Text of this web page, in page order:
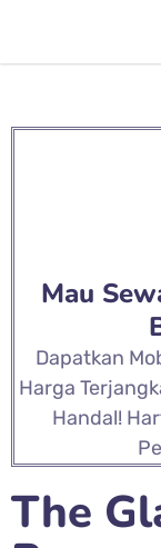
Mau
Dapatkan
Harga
Handal!
The